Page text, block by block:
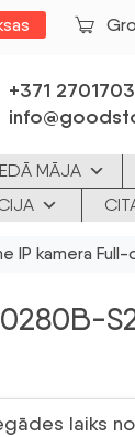
+371
MĀJA
IP kamera
laiks